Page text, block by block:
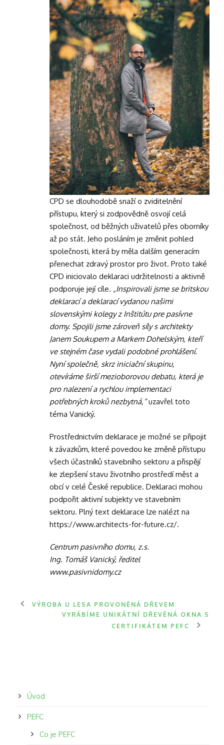
CPD se dlouhodobě snaží o zviditelnění
přístupu, který si zodpovědně osvojí celá
společnost, od běžných uživatelů přes oborníky
až po stát. Jeho posláním je změnit pohled
společnosti, která by měla dalším generacím
přenechat zdravý prostor pro život. Proto také
CPD iniciovalo deklaraci udržitelnosti a aktivně
podporuje její cíle. „Inspirovali jsme se britskou
deklarací a deklarací vydanou našimi
slovenskými kolegy z Inštitútu pre pasívne
domy. Spojili jsme zároveň síly s architekty
Janem Soukupem a Markem Dohelským, kteří
ve stejném čase vydali podobné prohlášení.
Nyní společně, skrz iniciační skupinu,
otevíráme širší mezioborovou debatu, která je
pro nalezení a rychlou implementaci
potřebných kroků nezbytná,“uzavřel toto
téma Vanický.
Prostřednictvím deklarace je možné se připojit
k závazkům, které povedou ke změně přístupu
všech účastníků stavebního sektoru a přispějí
ke zlepšení stavu životního prostředí měst a
obcí v celé České republice. Deklaraci mohou
podpořit aktivní subjekty ve stavebním
sektoru. Plný text deklarace lze nalézt na
https://www.architects-for-future.cz/.
Centrum pasivního domu, z.s.
Ing. Tomáš Vanický, ředitel
www.pasivnidomy.cz
VÝROBA U LESA PROVONĚNÁ DŘEVEM
VYRÁBÍME UNIKÁTNÍ DŘEVĚNÁ OKNA S
CERTIFIKÁTEM PEFC
Úvod
PEFC
Co je PEFC